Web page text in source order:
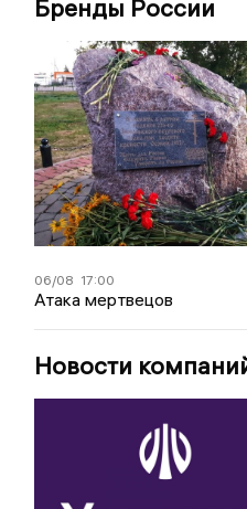
Бренды России
06/08 17:00
Атака мертвецов
Новости